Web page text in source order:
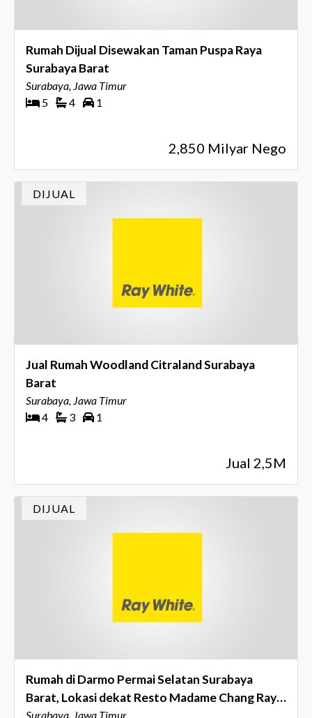
Rumah Dijual Disewakan Taman Puspa Raya
Surabaya Barat
Surabaya, Jawa Timur
5
4 1
2,850 Milyar Nego
DIJUAL
Jual Rumah Woodland Citraland Surabaya
Barat
Surabaya, Jawa Timur
4
3 1
Jual 2,5M
DIJUAL
Rumah di Darmo Permai Selatan Surabaya
Barat, Lokasi dekat Resto Madame Chang Raya
Surabaya, Jawa Timur